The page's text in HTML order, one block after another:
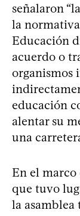
señalaron
la normativa
Educación
acuerdo o
organismos
educación
alentar su
una
En el
que tuvo
la asamblea